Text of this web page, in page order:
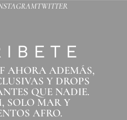
TWITTER
AHORA ADEMÁS,
Y DROPS
QUE NADIE.
SOLO MAR Y
AFRO.